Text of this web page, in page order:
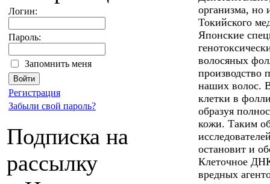
Логин:
Пароль:
Запомнить меня
Регистрация
Забыли свой пароль?
Подписка на
рассылку
организма, но
Токийского
Японские
волосяных
производство
наших волос.
клетки в
образуя
кожи. Таким
остановит и
Клеточное
вредных